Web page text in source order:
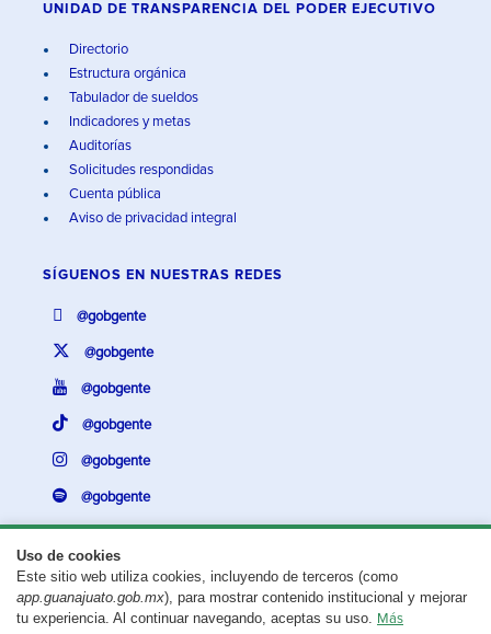
Uso de cookies
Este sitio web utiliza cookies, incluyendo de terceros (como
app.guanajuato.gob.mx), para mostrar contenido institucional y mejorar
tu experiencia. Al continuar navegando, aceptas su uso. Más
UNIDAD DE TRANSPARENCIA DEL PODER EJECUTIVO
Directorio
Estructura orgánica
Tabulador de sueldos
Indicadores y metas
Auditorías
Solicitudes respondidas
Cuenta pública
Aviso de privacidad integral
SÍGUENOS EN NUESTRAS REDES
@gobgente
@gobgente
@gobgente
@gobgente
@gobgente
@gobgente
¿Existe algún problema con esta página?Repórtalo aquí.